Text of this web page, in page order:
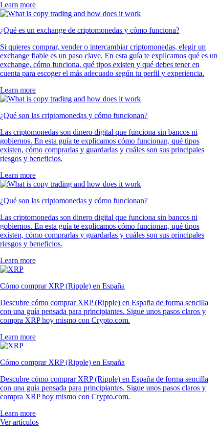
Learn more
¿Qué es un exchange de criptomonedas y cómo funciona?
Si quieres comprar, vender o intercambiar criptomonedas, elegir un
exchange fiable es un paso clave. En esta guía te explicamos qué es un
exchange, cómo funciona, qué tipos existen y qué debes tener en
cuenta para escoger el más adecuado según tu perfil y experiencia.
Learn more
¿Qué son las criptomonedas y cómo funcionan?
Las criptomonedas son dinero digital que funciona sin bancos ni
gobiernos. En esta guía te explicamos cómo funcionan, qué tipos
existen, cómo comprarlas y guardarlas y cuáles son sus principales
riesgos y beneficios.
Learn more
¿Qué son las criptomonedas y cómo funcionan?
Las criptomonedas son dinero digital que funciona sin bancos ni
gobiernos. En esta guía te explicamos cómo funcionan, qué tipos
existen, cómo comprarlas y guardarlas y cuáles son sus principales
riesgos y beneficios.
Learn more
Cómo comprar XRP (Ripple) en España
Descubre cómo comprar XRP (Ripple) en España de forma sencilla
con una guía pensada para principiantes. Sigue unos pasos claros y
compra XRP hoy mismo con Crypto.com.
Learn more
Cómo comprar XRP (Ripple) en España
Descubre cómo comprar XRP (Ripple) en España de forma sencilla
con una guía pensada para principiantes. Sigue unos pasos claros y
compra XRP hoy mismo con Crypto.com.
Learn more
Ver artículos